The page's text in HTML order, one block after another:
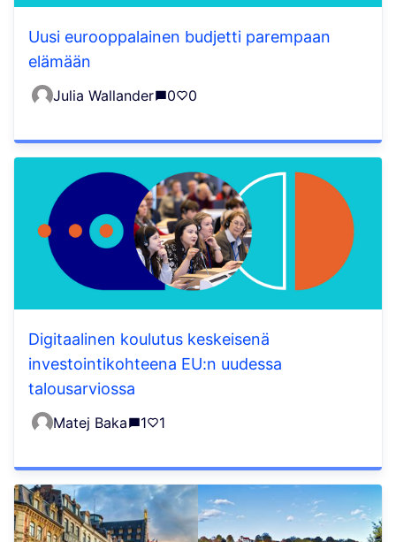
Uusi eurooppalainen budjetti parempaan
elämään
Julia Wallander 0 0
Digitaalinen koulutus keskeisenä
investointikohteena EU:n uudessa
talousarviossa
Matej Baka 1 1